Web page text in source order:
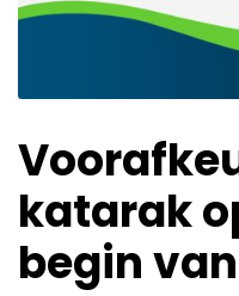
katarak
begin